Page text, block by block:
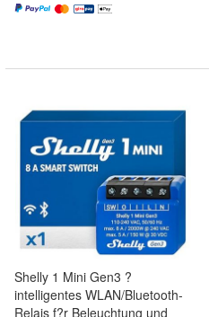
Shelly 1 Mini Gen3 ?
intelligentes WLAN/Bluetooth-
Relais f?r Beleuchtung und